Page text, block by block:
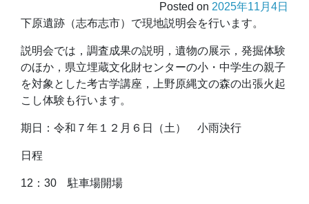
Posted on 2025年11月4日
下原遺跡（志布志市）で現地説明会を行います。
説明会では，調査成果の説明，遺物の展示，発掘体験
のほか，県立埋蔵文化財センターの小・中学生の親子
を対象とした考古学講座，上野原縄文の森の出張火起
こし体験も行います。
期日：令和７年１２月６日（土） 小雨決行
日程
12：30 駐車場開場